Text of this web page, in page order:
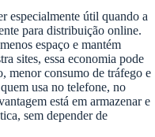
especialmente útil quando a
para distribuição online.
espaço e mantém
sites, essa economia pode
menor consumo de tráfego e
usa no telefone, no
está em armazenar e
sem depender de